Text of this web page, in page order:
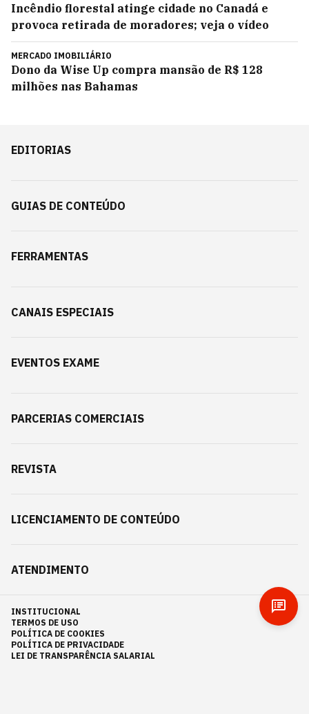
Incêndio florestal atinge cidade no Canadá e
provoca retirada de moradores; veja o vídeo
MERCADO IMOBILIÁRIO
Dono da Wise Up compra mansão de R$ 128
milhões nas Bahamas
EDITORIAS
GUIAS DE CONTEÚDO
FERRAMENTAS
CANAIS ESPECIAIS
EVENTOS EXAME
PARCERIAS COMERCIAIS
REVISTA
LICENCIAMENTO DE CONTEÚDO
ATENDIMENTO
INSTITUCIONAL
TERMOS DE USO
POLÍTICA DE COOKIES
POLÍTICA DE PRIVACIDADE
LEI DE TRANSPARÊNCIA SALARIAL